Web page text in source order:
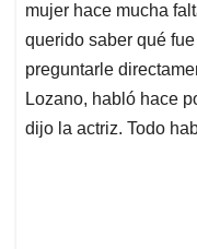
mujer hace mucha
querido saber qué
preguntarle
Lozano, habló hace
dijo la actriz. Todo